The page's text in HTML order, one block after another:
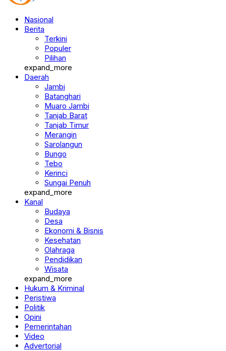
Nasional
Berita
Terkini
Populer
Pilihan
expand_more
Daerah
Jambi
Batanghari
Muaro Jambi
Tanjab Barat
Tanjab Timur
Merangin
Sarolangun
Bungo
Tebo
Kerinci
Sungai Penuh
expand_more
Kanal
Budaya
Desa
Ekonomi & Bisnis
Kesehatan
Olahraga
Pendidikan
Wisata
expand_more
Hukum & Kriminal
Peristiwa
Politik
Opini
Pemerintahan
Video
Advertorial